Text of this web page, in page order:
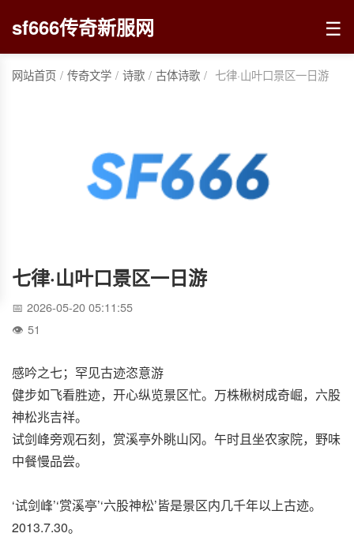
sf666传奇新服网 ☰
网站首页 / 传奇文学 / 诗歌 / 古体诗歌 / 七律·山叶口景区一日游
七律·山叶口景区一日游
2026-05-20 05:11:55
51
感吟之七；罕见古迹恣意游
健步如飞看胜迹，开心纵览景区忙。万株楸树成奇崛，六股
神松兆吉祥。
试剑峰旁观石刻，赏溪亭外眺山冈。午时且坐农家院，野味
中餐慢品尝。
‘试剑峰’‘赏溪亭’‘六股神松’皆是景区内几千年以上古迹。
2013.7.30。